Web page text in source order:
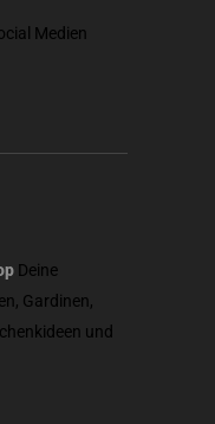
Medien
Deine
Gardinen,
und